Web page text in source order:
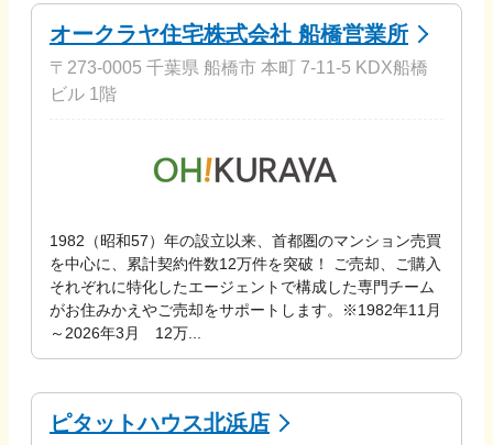
オークラヤ住宅株式会社 船橋営業所
〒273-0005 千葉県 船橋市 本町 7-11-5 KDX船橋
ビル 1階
1982（昭和57）年の設立以来、首都圏のマンション売買
を中心に、累計契約件数12万件を突破！ ご売却、ご購入
それぞれに特化したエージェントで構成した専門チーム
がお住みかえやご売却をサポートします。※1982年11月
～2026年3月 12万...
ピタットハウス北浜店